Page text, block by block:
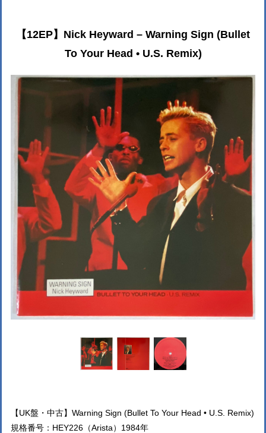
【12EP】Nick Heyward – Warning Sign (Bullet
To Your Head • U.S. Remix)
【UK盤・中古】Warning Sign (Bullet To Your Head • U.S. Remix)
規格番号：HEY226（Arista）1984年